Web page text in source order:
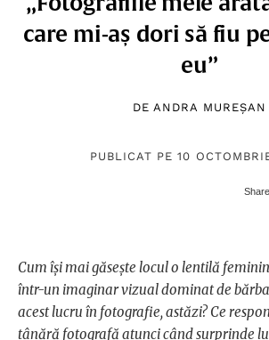
care mi-aș dori să fiu
eu”
DEANDRA MUREȘAN
PUBLICAT PE 10
Cum își mai găsește locul o lentilă
într-un imaginar vizual dominat de
acest lucru în fotografie, astăzi? Ce
tânără fotografă atunci când surprinde